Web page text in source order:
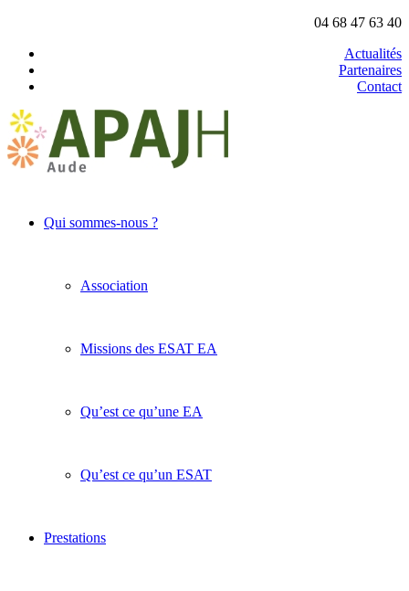
04 68 47 63 40
Actualités
Partenaires
Contact
Qui sommes-nous ?
Association
Missions des ESAT EA
Qu’est ce qu’une EA
Qu’est ce qu’un ESAT
Prestations